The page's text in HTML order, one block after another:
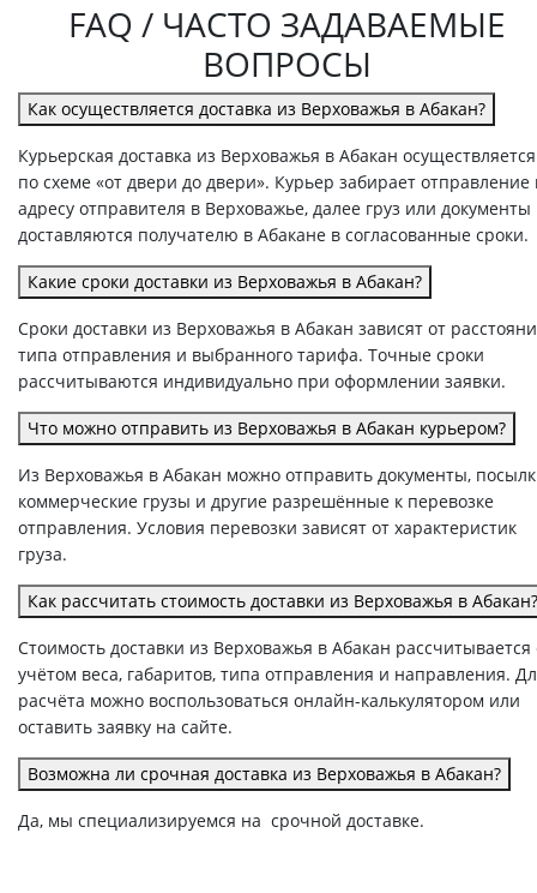
FAQ / ЧАСТО ЗАДАВАЕМЫЕ
ВОПРОСЫ
Как осуществляется доставка из Верховажья в Абакан?
Курьерская доставка из Верховажья в Абакан осуществляется
по схеме «от двери до двери». Курьер забирает отправление
адресу отправителя в Верховажье, далее груз или документы
доставляются получателю в Абакане в согласованные сроки.
Какие сроки доставки из Верховажья в Абакан?
Сроки доставки из Верховажья в Абакан зависят от
типа отправления и выбранного тарифа. Точные сроки
рассчитываются индивидуально при оформлении заявки.
Что можно отправить из Верховажья в Абакан курьером?
Из Верховажья в Абакан можно отправить документы,
коммерческие грузы и другие разрешённые к перевозке
отправления. Условия перевозки зависят от характеристик
груза.
Как рассчитать стоимость доставки из Верховажья в Абакан?
Стоимость доставки из Верховажья в Абакан рассчитывается
учётом веса, габаритов, типа отправления и направления.
расчёта можно воспользоваться онлайн-калькулятором или
оставить заявку на сайте.
Возможна ли срочная доставка из Верховажья в Абакан?
Да, мы специализируемся на срочной доставке.